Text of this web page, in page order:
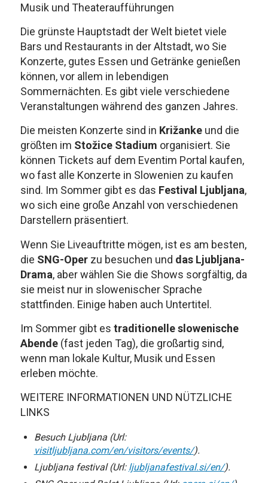
Musik und Theateraufführungen
Die grünste Hauptstadt der Welt bietet viele
Bars und Restaurants in der Altstadt, wo Sie
Konzerte, gutes Essen und Getränke genießen
können, vor allem in lebendigen
Sommernächten. Es gibt viele verschiedene
Veranstaltungen während des ganzen Jahres.
Die meisten Konzerte sind in Križankeund die
größten im Stožice Stadium organisiert. Sie
können Tickets auf dem Eventim Portal kaufen,
wo fast alle Konzerte in Slowenien zu kaufen
sind. Im Sommer gibt es das Festival Ljubljana,
wo sich eine große Anzahl von verschiedenen
Darstellern präsentiert.
Wenn Sie Liveauftritte mögen, ist es am besten,
die SNG-Operzu besuchen und das Ljubljana-
Drama, aber wählen Sie die Shows sorgfältig, da
sie meist nur in slowenischer Sprache
stattfinden. Einige haben auch Untertitel.
Im Sommer gibt es traditionelle slowenische
Abende(fast jeden Tag), die großartig sind,
wenn man lokale Kultur, Musik und Essen
erleben möchte.
WEITERE INFORMATIONEN UND NÜTZLICHE
LINKS
Besuch Ljubljana (Url:
visitljubljana.com/en/visitors/events/).
Ljubljana festival (Url: ljubljanafestival.si/en/).